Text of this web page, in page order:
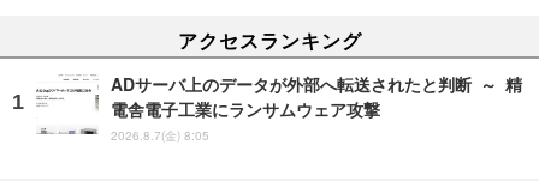
アクセスランキング
ADサーバ上のデータが外部へ転送されたと判断 ～ 精
電舎電子工業にランサムウェア攻撃
2026.8.7(金) 8:05